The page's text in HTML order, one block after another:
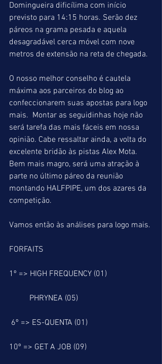
Domingueira dificílima com início
previsto para 14:15 horas. Serão dez
páreos na grama pesada e aquela
desagradável cerca móvel com nove
metros de extensão na reta de chegada.
O nosso melhor conselho é cautela
máxima aos parceiros do blog ao
confeccionarem suas apostas para logo
mais.  Montar as seguidinhas hoje não
será tarefa das mais fáceis em nossa
opinião. Cabe ressaltar ainda, a volta do
excelente bridão às pistas Alex Mota.
Bem mais magro, será uma atração à
parte no último páreo da reunião
montando HALFPIPE, um dos azares da
competição.
Vamos então às análises para logo mais.
FORFAITS
1º => HIGH FREQUENCY (01)
          PHRYNEA (05)
6º => ES-QUENTA (01)
10º => GET A JOB (09)